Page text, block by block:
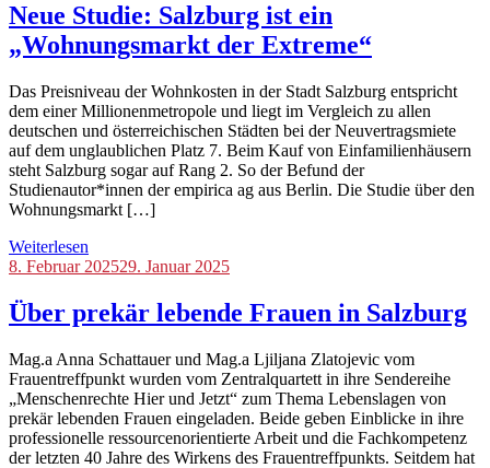
Neue Studie: Salzburg ist ein
„Wohnungsmarkt der Extreme“
Das Preisniveau der Wohnkosten in der Stadt Salzburg entspricht
dem einer Millionenmetropole und liegt im Vergleich zu allen
deutschen und österreichischen Städten bei der Neuvertragsmiete
auf dem unglaublichen Platz 7. Beim Kauf von Einfamilienhäusern
steht Salzburg sogar auf Rang 2. So der Befund der
Studienautor*innen der empirica ag aus Berlin. Die Studie über den
Wohnungsmarkt […]
Weiterlesen
Blog
8. Februar 202529. Januar 2025
Über prekär lebende Frauen in Salzburg
Mag.a Anna Schattauer und Mag.a Ljiljana Zlatojevic vom
Frauentreffpunkt wurden vom Zentralquartett in ihre Sendereihe
„Menschenrechte Hier und Jetzt“ zum Thema Lebenslagen von
prekär lebenden Frauen eingeladen. Beide geben Einblicke in ihre
professionelle ressourcenorientierte Arbeit und die Fachkompetenz
der letzten 40 Jahre des Wirkens des Frauentreffpunkts. Seitdem hat